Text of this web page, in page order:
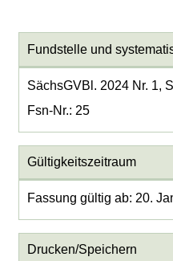
Fundstelle und
SächsGVBl. 2024 Nr. 1,
Fsn-Nr.: 25
Gültigkeitszeitraum
Fassung gültig ab: 20.
Drucken/Speichern